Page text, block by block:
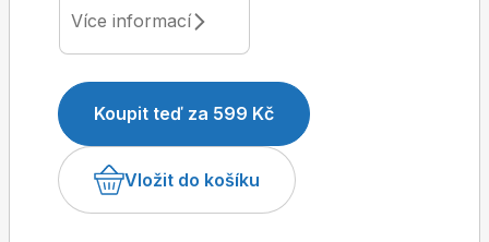
Více informací
Koupit teď za 599 Kč
Vložit do košíku